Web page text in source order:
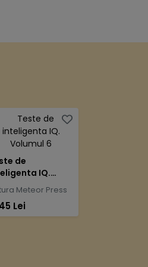
de
IQ.
6
Meteor Press
Lei